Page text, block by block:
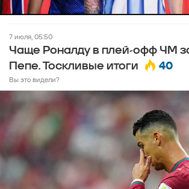
7 июля, 05:50
Чаще Роналду в плей-офф ЧМ
Пепе. Тоскливые итоги
40
Вы это видели?